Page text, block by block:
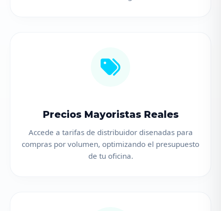
Precios Mayoristas Reales
Accede a tarifas de distribuidor disenadas para
compras por volumen, optimizando el presupuesto
de tu oficina.